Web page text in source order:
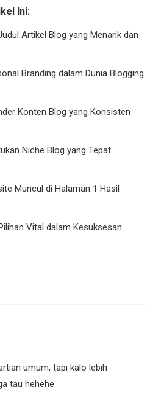
Ini:
Artikel Blog yang Menarik dan
Branding dalam Dunia Blogging
Konten Blog yang Konsisten
Niche Blog yang Tepat
Muncul di Halaman 1 Hasil
Vital dalam Kesuksesan
umum, tapi kalo lebih
tau hehehe